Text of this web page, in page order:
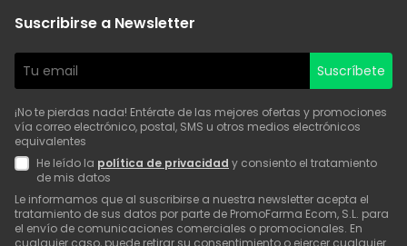
Suscribirse a Newsletter
Suscríbete
¡No te pierdas nada! Entérate de las mejores ofertas y promociones
vía correo electrónico, postal, SMS u otros medios electrónicos
equivalentes
He leído la política de privacidad y consiento el tratamiento
de mis datos
Le informamos que al suscribirse a nuestra newsletter acepta el
tratamiento de sus datos por parte de PromoFarma Ecom, S.L. para
el envío de comunicaciones comerciales o promocionales. En
cualquier caso, puede retirar su consentimiento o ejercer cualquier